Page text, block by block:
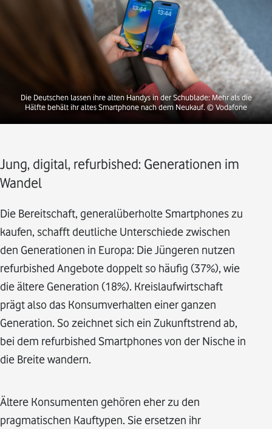
Die Deutschen lassen ihre alten Handys in der Schublade: Mehr als die
Hälfte behält ihr altes Smartphone nach dem Neukauf. © Vodafone
Jung, digital, refurbished: Generationen im
Wandel
Die Bereitschaft, generalüberholte Smartphones zu
kaufen, schafft deutliche Unterschiede zwischen
den Generationen in Europa: Die Jüngeren nutzen
refurbished Angebote doppelt so häufig (37%), wie
die ältere Generation (18%). Kreislaufwirtschaft
prägt also das Konsumverhalten einer ganzen
Generation. So zeichnet sich ein Zukunftstrend ab,
bei dem refurbished Smartphones von der Nische in
die Breite wandern.
Ältere Konsumenten gehören eher zu den
pragmatischen Kauftypen. Sie ersetzen ihr